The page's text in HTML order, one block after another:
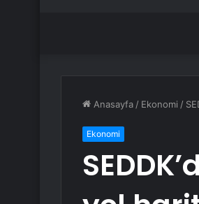
Anasayfa / Ekonomi /
Ekonomi